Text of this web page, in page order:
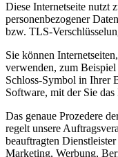
Diese Internetseite nutzt
personenbezogener
bzw. TLS-
Sie können
verwenden, zum
Schloss-Symbol in Ihrer
Software, mit der Sie
Das genaue Prozedere
regelt unsere
beauftragten
Marketing, Werbung,